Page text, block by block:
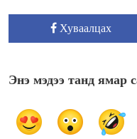
Хуваалцах
Энэ мэдээ танд ямар